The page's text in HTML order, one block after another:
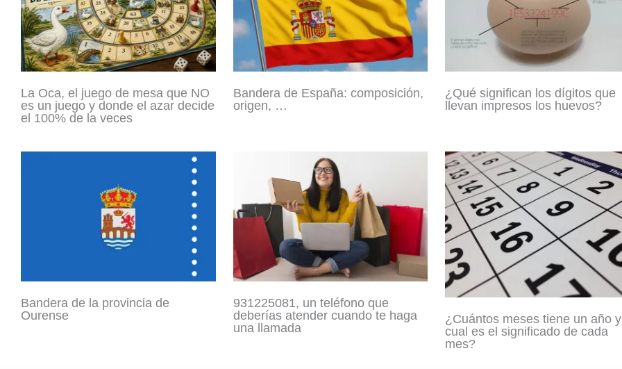
La Oca, el juego de mesa que NO
es un juego y donde el azar decide
el 100% de la veces
Bandera de España: composición,
origen, …
¿Qué significan los dígitos que
llevan impresos los huevos?
Bandera de la provincia de
Ourense
931225081, un teléfono que
deberías atender cuando te haga
una llamada
¿Cuántos meses tiene un año y
cual es el significado de cada
mes?